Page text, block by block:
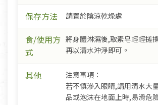
保存方法 請置於陰涼乾燥處
食/使用方
式
將身體淋濕後,取素皂輕輕搓
再以清水沖淨即可。
其他
注意事項：
若不慎滲入眼睛,請用清水大
品或泡沫在地面上時,易滑危